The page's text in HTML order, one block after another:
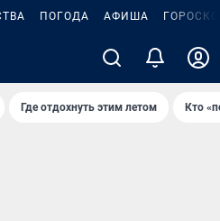
ПОГОДА АФИША
Где отдохнуть этим летом Кто